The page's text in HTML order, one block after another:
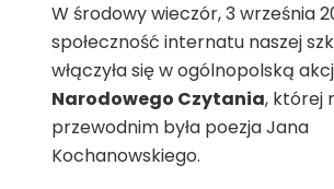
W środowy wieczór, 3 września
społeczność internatu naszej
włączyła się w ogólnopolską
Narodowego Czytania, której
przewodnim była poezja Jana
Kochanowskiego.